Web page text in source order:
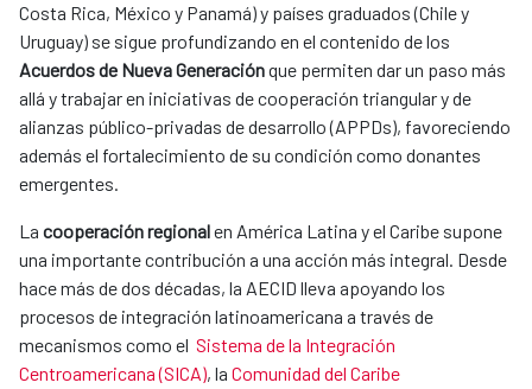
Costa Rica, México y Panamá) y países graduados (Chile y
Uruguay) se sigue profundizando en el contenido de los
Acuerdos de Nueva Generaciónque permiten darun paso más
allá y trabajar en iniciativas de cooperación triangular y de
alianzas público-privadas de desarrollo (APPDs), favoreciendo
además el fortalecimiento de su condición como donantes
emergentes.
La cooperación regionalen América Latina y el Caribe supone
una importante contribución a una acción más integral. Desde
hace más de dos décadas, la AECID lleva apoyando los
procesos de integración latinoamericana a través de
mecanismos como el Sistema de la Integración
Centroamericana (SICA), la Comunidad del Caribe